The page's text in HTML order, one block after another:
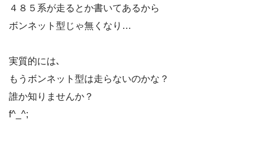
４８５系が走るとか書いてあるから
ボンネット型じゃ無くなり…
実質的には､
もうボンネット型は走らないのかな？
誰か知りませんか？
f^_^;